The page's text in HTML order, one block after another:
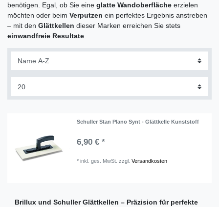
benötigen. Egal, ob Sie eine glatte Wandoberfläche erzielen
möchten oder beim Verputzen ein perfektes Ergebnis anstreben
– mit den Glättkellen dieser Marken erreichen Sie stets
einwandfreie Resultate
Schuller Stan Plano Synt - Glättkelle Kunststoff
6,90 € *
*inkl. ges. MwSt. zzgl.Versandkosten
Brillux und Schuller Glättkellen – Präzision für perfekte